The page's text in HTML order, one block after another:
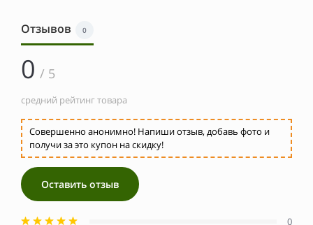
Отзывов 0
0 / 5
средний рейтинг товара
Совершенно анонимно! Напиши отзыв, добавь фото и
получи за это купон на скидку!
Оставить отзыв
0